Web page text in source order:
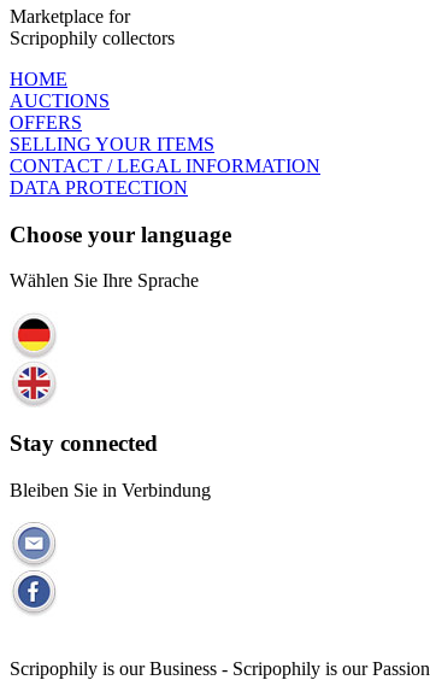
Marketplace for
Scripophily collectors
HOME
AUCTIONS
OFFERS
SELLING YOUR ITEMS
CONTACT / LEGAL INFORMATION
DATA PROTECTION
Choose your language
Wählen Sie Ihre Sprache
Stay connected
Bleiben Sie in Verbindung
Scripophily is our Business - Scripophily is our Passion